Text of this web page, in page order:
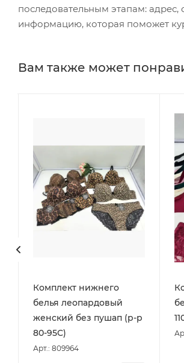
последовательным этапам: адрес,
информацию, которая поможет
Вам также может
Комплект нижнего
белья леопардовый
женский без пушап (р-р
80-95С)
Арт.: 809964